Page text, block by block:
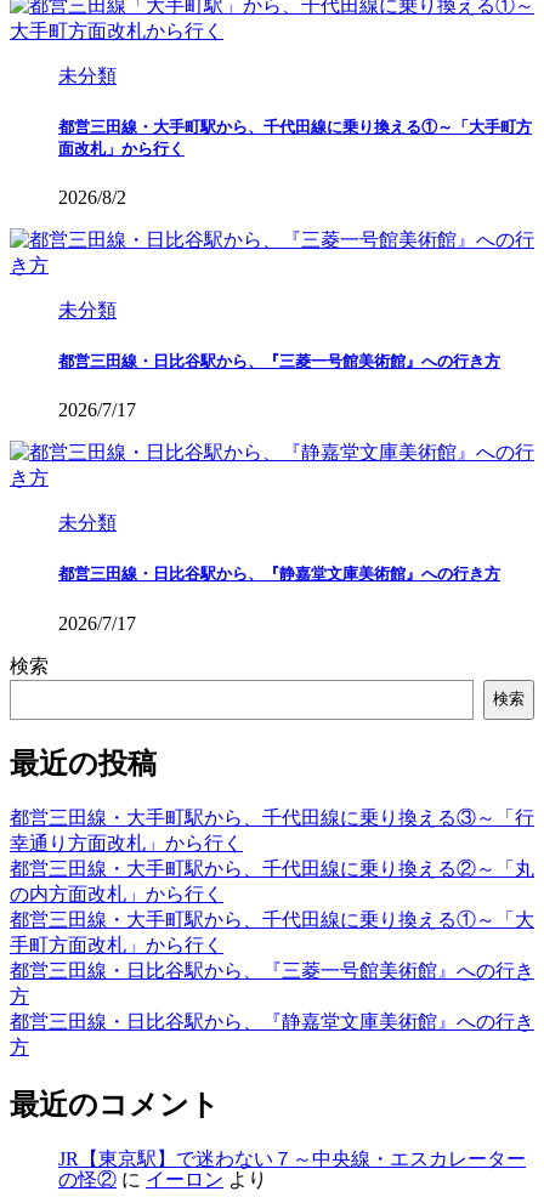
未分類
都営三田線・大手町駅から、千代田線に乗り換える①～「大手町方
面改札」から行く
2026/8/2
未分類
都営三田線・日比谷駅から、『三菱一号館美術館』への行き方
2026/7/17
未分類
都営三田線・日比谷駅から、『静嘉堂文庫美術館』への行き方
2026/7/17
検索
検索
最近の投稿
都営三田線・大手町駅から、千代田線に乗り換える③～「行
幸通り方面改札」から行く
都営三田線・大手町駅から、千代田線に乗り換える②～「丸
の内方面改札」から行く
都営三田線・大手町駅から、千代田線に乗り換える①～「大
手町方面改札」から行く
都営三田線・日比谷駅から、『三菱一号館美術館』への行き
方
都営三田線・日比谷駅から、『静嘉堂文庫美術館』への行き
方
最近のコメント
JR【東京駅】で迷わない７～中央線・エスカレーター
の怪② に イーロン より